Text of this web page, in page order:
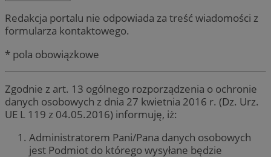
Redakcja portalu nie odpowiada za treść wiadomości z
formularza kontaktowego.
* pola obowiązkowe
Zgodnie z art. 13 ogólnego rozporządzenia o ochronie
danych osobowych z dnia 27 kwietnia 2016 r. (Dz. Urz.
UE L 119 z 04.05.2016) informuję, iż:
Administratorem Pani/Pana danych osobowych
jest Podmiot do którego wysyłane będzie